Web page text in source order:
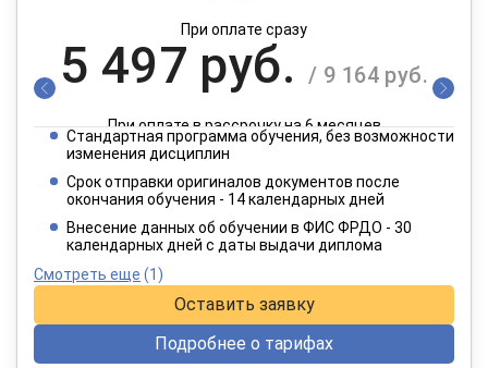
При оплате сразу
5 497 руб. / 9 164 руб.
При оплате в рассрочку на 6 месяцев
2 749 руб.
При оплате в рассрочку на 12 месяцев
Стандартная программа обучения, без возможности
изменения дисциплин
Срок отправки оригиналов документов после
окончания обучения - 14 календарных дней
Внесение данных об обучении в ФИС ФРДО - 30
календарных дней с даты выдачи диплома
Смотреть еще (1)
Оставить заявку
Подробнее о тарифах